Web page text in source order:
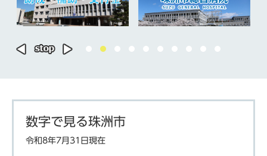
数字で見る珠洲市
令和8年7月31日現在